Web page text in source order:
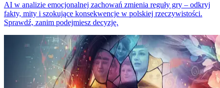
AI w analizie emocjonalnej zachowań zmienia reguły gry – odkryj
fakty, mity i szokujące konsekwencje w polskiej rzeczywistości.
Sprawdź, zanim podejmiesz decyzję.